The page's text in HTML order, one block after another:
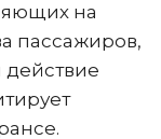
на
пассажиров,
действие